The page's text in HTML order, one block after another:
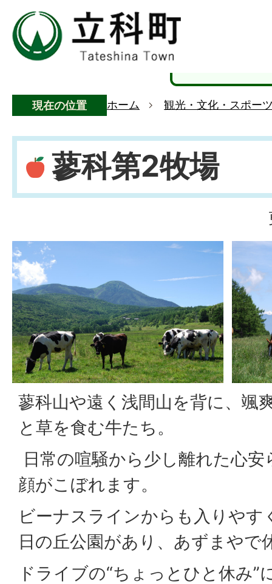
現在の位置 ホーム 観光・文化・スポー
蓼科第2牧場
蓼科山や遠く浅間山を背に、颯
と草を食む牛たち。
日常の喧騒から少し離れた心
顔がこぼれます。
ビーナスラインからも入りやす
日の丘公園があり、あずまやで
ドライブの“ちょっとひと休み